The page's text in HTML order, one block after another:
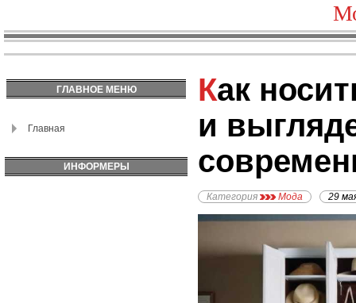
ГЛАВНОЕ МЕНЮ
Главная
ИНФОРМЕРЫ
Как носить брюки-клеш
и
Категория Мода 29